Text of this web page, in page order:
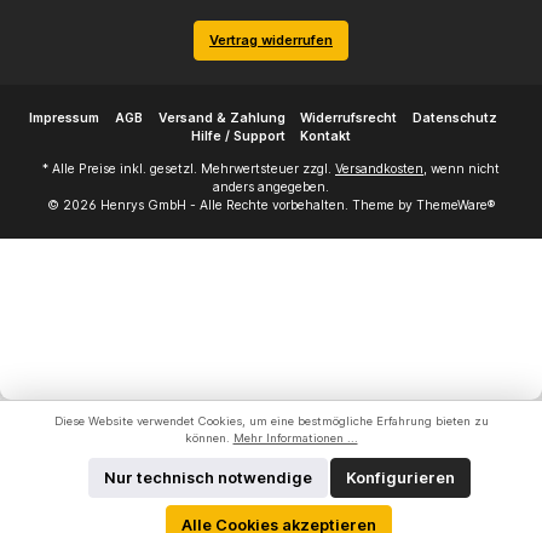
Vertrag widerrufen
Impressum AGB Versand & Zahlung Widerrufsrecht
Datenschutz
Hilfe / Support
Kontakt
* Alle Preise inkl. gesetzl. Mehrwertsteuer zzgl. Versandkosten, wenn nicht
anders angegeben.
© 2026 Henrys GmbH - Alle Rechte vorbehalten. Theme by ThemeWare®
Diese Website verwendet Cookies, um eine bestmögliche Erfahrung bieten zu
können.
Mehr Informationen ...
Nur technisch notwendige Konfigurieren
Alle Cookies akzeptieren